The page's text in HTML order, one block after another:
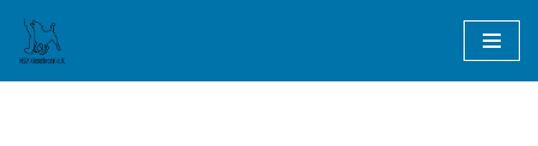
Zum